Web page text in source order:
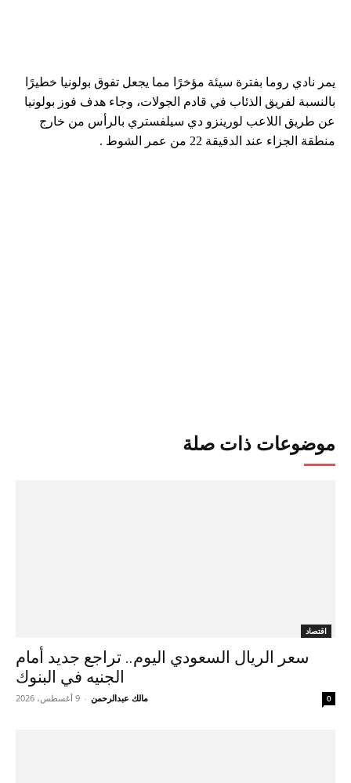
يمر نادي روما بفترة سيئة مؤخرًا مما يجعل تفوق بولونيا خطيرًا
بالنسبة لفريق الذئاب في قادم الجولات، وجاء هدف فوز بولونيا
عن طريق اللاعب لورينزو دي سيلفستري بالرأس من خارج
منطقة الجزاء عند الدقيقة 22 من عمر الشوط .
موضوعات ذات صلة
اقتصاد
سعر الريال السعودي اليوم.. تراجع جديد أمام
الجنيه في البنوك
مالك عبدالرحمن - 9 أغسطس، 2026 0